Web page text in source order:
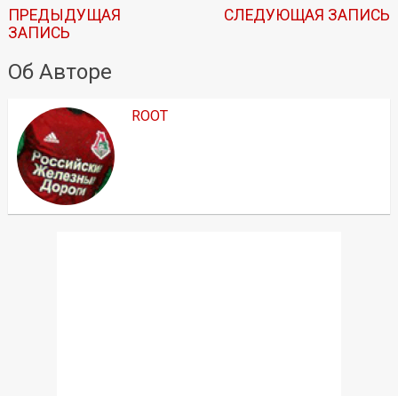
ПРЕДЫДУЩАЯ
ЗАПИСЬ
СЛЕДУЮЩАЯ ЗАПИСЬ
Об Авторе
ROOT